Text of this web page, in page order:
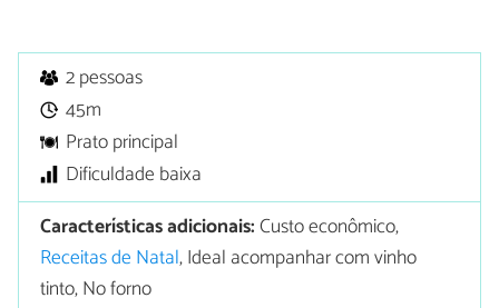
2 pessoas
45m
Prato principal
Dificuldade baixa
Características adicionais:Custo econômico,
Receitas de Natal, Ideal acompanhar com vinho
tinto, No forno